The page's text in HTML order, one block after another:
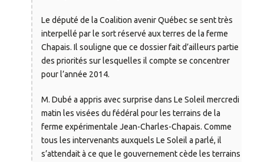
Le député de la Coalition avenir Québec se sent très
interpellé par le sort réservé aux terres de la ferme
Chapais. Il souligne que ce dossier fait d’ailleurs partie
des priorités sur lesquelles il compte se concentrer
pour l’année 2014.
M. Dubé a appris avec surprise dans Le Soleil mercredi
matin les visées du fédéral pour les terrains de la
ferme expérimentale Jean-Charles-Chapais. Comme
tous les intervenants auxquels Le Soleil a parlé, il
s’attendait à ce que le gouvernement cède les terrains